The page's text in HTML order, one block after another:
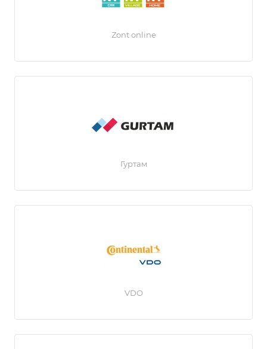
Zont online
Гуртам
VDO